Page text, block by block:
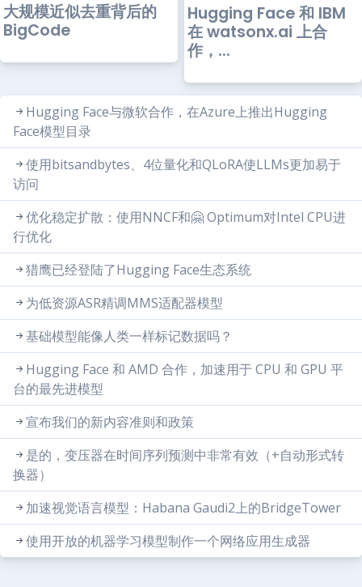
大规模近似去重背后的
BigCode
Hugging Face 和 IBM
在 watsonx.ai 上合
作，...
Hugging Face与微软合作，在Azure上推出Hugging
Face模型目录
使用bitsandbytes、4位量化和QLoRA使LLMs更加易于
访问
优化稳定扩散：使用NNCF和🤗 Optimum对Intel CPU进
行优化
猎鹰已经登陆了Hugging Face生态系统
为低资源ASR精调MMS适配器模型
基础模型能像人类一样标记数据吗？
Hugging Face 和 AMD 合作，加速用于 CPU 和 GPU 平
台的最先进模型
宣布我们的新内容准则和政策
是的，变压器在时间序列预测中非常有效（+自动形式转
换器）
加速视觉语言模型：Habana Gaudi2上的BridgeTower
使用开放的机器学习模型制作一个网络应用生成器